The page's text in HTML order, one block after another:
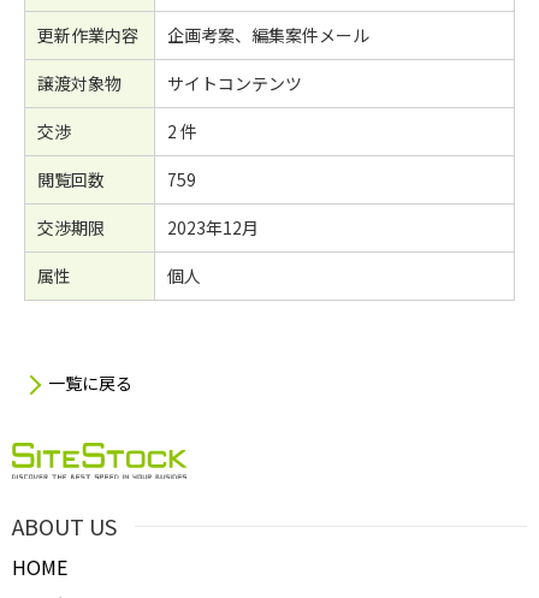
更新作業内容
企画考案、編集案件メール
譲渡対象物
サイトコンテンツ
交渉
2 件
閲覧回数
759
交渉期限
2023年12月
属性
個人
一覧に戻る
ABOUT US
HOME